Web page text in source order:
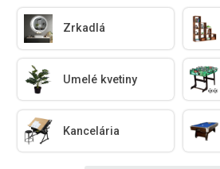
Zrkadlá
Umelé kvetiny
Kancelária